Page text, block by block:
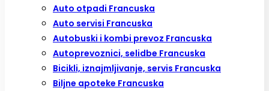
Auto otpadi Francuska
Auto servisi Francuska
Autobuski i kombi prevoz Francuska
Autoprevoznici, selidbe Francuska
Bicikli, iznajmljivanje, servis Francuska
Biljne apoteke Francuska